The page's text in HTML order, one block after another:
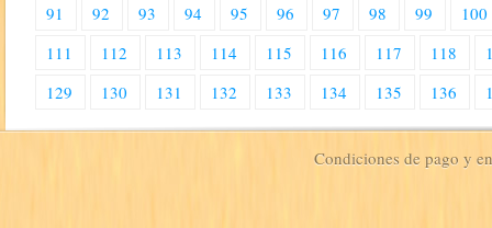
91
92 93 94 95 96 97 98 99
100
111
112 113 114 115 116 117 118
129
130 131 132 133 134 135 136
Condiciones de pago y